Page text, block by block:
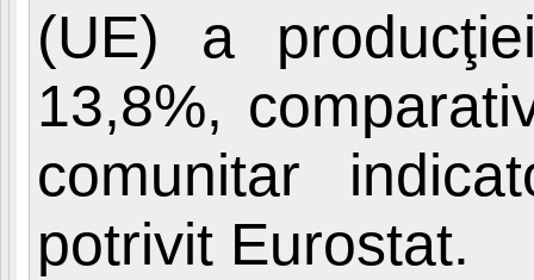
(UE) a
13,8%,
comunitar
potrivit Eurostat.